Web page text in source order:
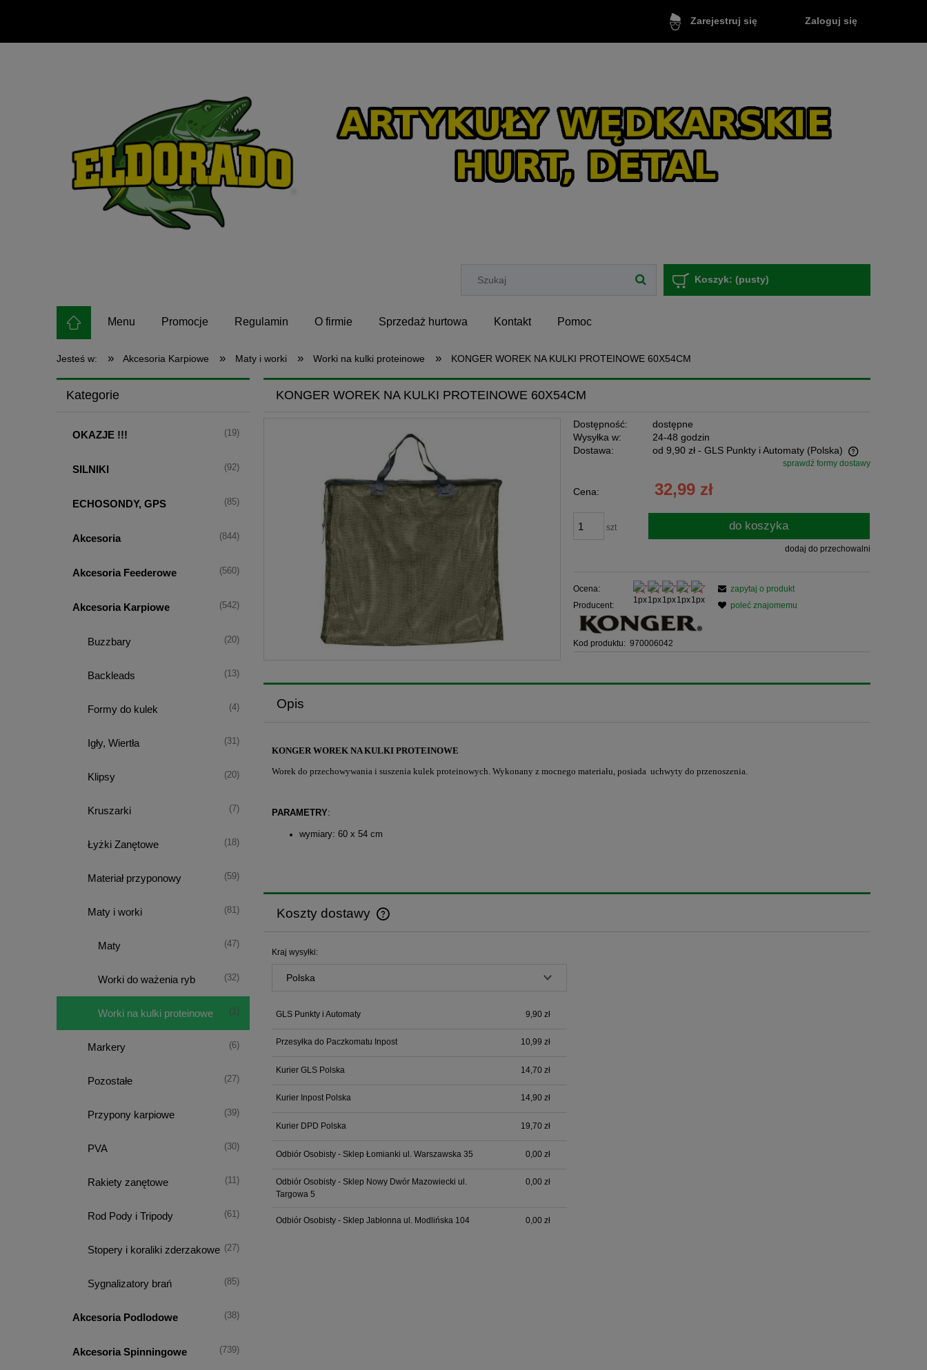
Zarejestruj się Zaloguj się
Koszyk: (pusty)
Menu Promocje Regulamin O firmie Sprzedaż hurtowa Kontakt Pomoc
Jesteś w: » Akcesoria Karpiowe » Maty i worki » Worki na kulki proteinowe » KONGER WOREK NA KULKI PROTEINOWE 60X54CM
Kategorie
OKAZJE !!! (19)
SILNIKI (92)
ECHOSONDY, GPS (85)
Akcesoria (844)
Akcesoria Feederowe (560)
Akcesoria Karpiowe (542)
Buzzbary (20)
Backleads (13)
Formy do kulek (4)
Igły, Wiertła (31)
Klipsy (20)
Kruszarki (7)
Łyżki Zanętowe (18)
Materiał przyponowy (59)
Maty i worki (81)
Maty (47)
Worki do ważenia ryb (32)
Worki na kulki proteinowe (1)
Markery (6)
Pozostałe (27)
Przypony karpiowe (39)
PVA (30)
Rakiety zanętowe (11)
Rod Pody i Tripody (61)
Stopery i koraliki zderzakowe (27)
Sygnalizatory brań (85)
Akcesoria Podlodowe (38)
Akcesoria Spinningowe (739)
KONGER WOREK NA KULKI PROTEINOWE 60X54CM
Dostępność:
dostępne
Wysyłka w:
24-48 godzin
Dostawa:
od 9,90 zł - GLS Punkty i Automaty (Polska)
Cena nie zawiera ewentualnych kosztów
płatności
sprawdź formy dostawy
Cena: 32,99 zł
szt do koszyka
dodaj do przechowalni
Ocena:
Producent:
Kod produktu: 970006042
zapytaj o produkt
poleć znajomemu
Opis
KONGER WOREK NA KULKI PROTEINOWE
Worek do przechowywania i suszenia kulek proteinowych. Wykonany z mocnego materiału, posiada uchwyty do przenoszenia.
PARAMETRY:
wymiary: 60 x 54 cm
Koszty dostawy
Kraj wysyłki:
GLS Punkty i Automaty 9,90 zł
Przesyłka do Paczkomatu Inpost 10,99 zł
Kurier GLS Polska 14,70 zł
Kurier Inpost Polska 14,90 zł
Kurier DPD Polska 19,70 zł
Odbiór Osobisty - Sklep Łomianki ul. Warszawska 35 0,00 zł
Odbiór Osobisty - Sklep Nowy Dwór Mazowiecki ul.
Targowa 5
0,00 zł
Odbiór Osobisty - Sklep Jabłonna ul. Modlińska 104 0,00 zł